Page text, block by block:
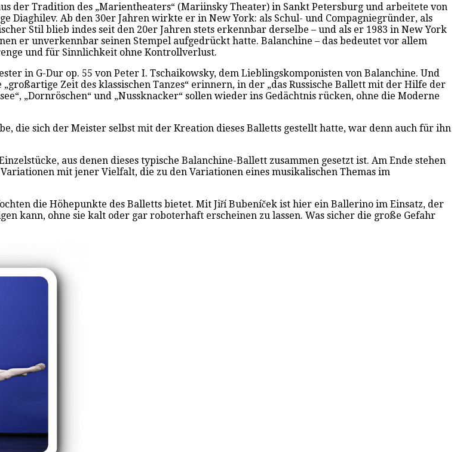
der Tradition des „Marientheaters“ (Mariinsky Theater) in Sankt Petersburg und arbeitete von
Diaghilev. Ab den 30er Jahren wirkte er in New York: als Schul- und Compagniegründer, als
Stil blieb indes seit den 20er Jahren stets erkennbar derselbe – und als er 1983 in New York
er unverkennbar seinen Stempel aufgedrückt hatte. Balanchine – das bedeutet vor allem
und für Sinnlichkeit ohne Kontrollverlust.
in G-Dur op. 55 von Peter I. Tschaikowsky, dem Lieblingskomponisten von Balanchine. Und
Zeit des klassischen Tanzes“ erinnern, in der „das Russische Ballett mit der Hilfe der
„Dornröschen“ und „Nussknacker“ sollen wieder ins Gedächtnis rücken, ohne die Moderne
die sich der Meister selbst mit der Kreation dieses Balletts gestellt hatte, war denn auch für ihn
aus denen dieses typische Balanchine-Ballett zusammen gesetzt ist. Am Ende stehen
mit jener Vielfalt, die zu den Variationen eines musikalischen Themas im
die Höhepunkte des Balletts bietet. Mit Jiří Bubeníček ist hier ein Ballerino im Einsatz, der
kann, ohne sie kalt oder gar roboterhaft erscheinen zu lassen. Was sicher die große Gefahr